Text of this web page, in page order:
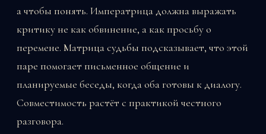
а чтобы понять. Императрица должна выражать
критику не как обвинение, а как просьбу о
перемене. Матрица судьбы подсказывает, что этой
паре помогает письменное общение и
планируемые беседы, когда оба готовы к диалогу.
Совместимость растёт с практикой честного
разговора.